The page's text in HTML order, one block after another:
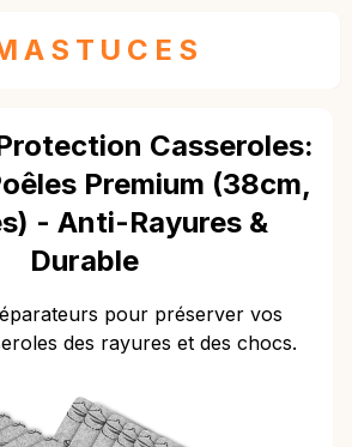
Casseroles:
Premium (38cm,
- Anti-Rayures &
Durable
pour préserver vos
des rayures et des chocs.